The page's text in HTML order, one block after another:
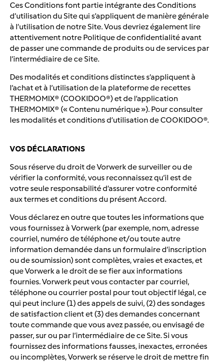
Ces Conditions font partie intégrante des Conditions
d’utilisation du Site qui s’appliquent de manière générale
à l’utilisation de notre Site. Vous devriez également lire
attentivement notre Politique de confidentialité avant
de passer une commande de produits ou de services par
l’intermédiaire de ce Site.
Des modalités et conditions distinctes s’appliquent à
l’achat et à l’utilisation de la plateforme de recettes
THERMOMIX® (COOKIDOO®) et de l’application
THERMOMIX® (« Contenu numérique »). Pour consulter
les modalités et conditions d’utilisation de COOKIDOO®.
VOS DÉCLARATIONS
Sous réserve du droit de Vorwerk de surveiller ou de
vérifier la conformité, vous reconnaissez qu’il est de
votre seule responsabilité d’assurer votre conformité
aux termes et conditions du présent Accord.
Vous déclarez en outre que toutes les informations que
vous fournissez à Vorwerk (par exemple, nom, adresse
courriel, numéro de téléphone et/ou toute autre
information demandée dans un formulaire d’inscription
ou de soumission) sont complètes, vraies et exactes, et
que Vorwerk a le droit de se fier aux informations
fournies. Vorwerk peut vous contacter par courriel,
téléphone ou courrier postal pour tout objectif légal, ce
qui peut inclure (1) des appels de suivi, (2) des sondages
de satisfaction client et (3) des demandes concernant
toute commande que vous avez passée, ou envisagé de
passer, sur ou par l’intermédiaire de ce Site. Si vous
fournissez des informations fausses, inexactes, erronées
ou incomplètes, Vorwerk se réserve le droit de mettre fin